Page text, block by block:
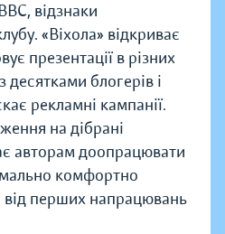
відзнаки
«Віхола» відкриває
презентації в різних
десятками блогерів і
рекламні кампанії.
на дібрані
авторам доопрацювати
комфортно
від перших напрацювань